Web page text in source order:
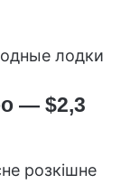
— $2,3
розкішне